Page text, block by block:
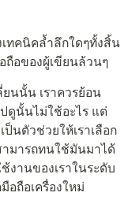
ทคนิคล้ำลึกใดๆทั้งสิ้น
ถือของผู้เขียนล้วนๆ
ยนนั้น เราควรย้อน
ดูนั้นไม่ใช้อะไร แต่
นตัวช่วยให้เราเลือก
สามารถทนใช้มันมาได้
งานของเราในระดับ
ถือเครื่องใหม่